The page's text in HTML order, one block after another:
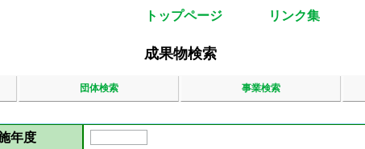
トップページ リンク集
成果物検索
団体検索 事業検索
年度